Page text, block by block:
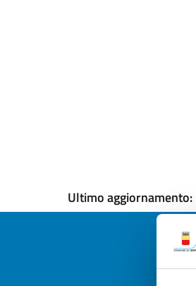
Ultimo aggiornamento: